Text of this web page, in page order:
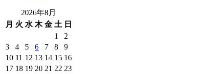
2026年8月
月 火 水 木 金 土 日
1
2
3
4 5 6 7 8
9
10 11 12 13 14 15 16
17 18 19 20 21 22 23